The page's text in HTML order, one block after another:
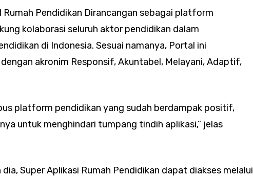
Rumah Pendidikan Dirancangan sebagai platform
kolaborasi seluruh aktor pendidikan dalam
di Indonesia. Sesuai namanya, Portal ini
akronim Responsif, Akuntabel, Melayani, Adaptif,
platform pendidikan yang sudah berdampak positif,
untuk menghindari tumpang tindih aplikasi,” jelas
Super Aplikasi Rumah Pendidikan dapat diakses melalui